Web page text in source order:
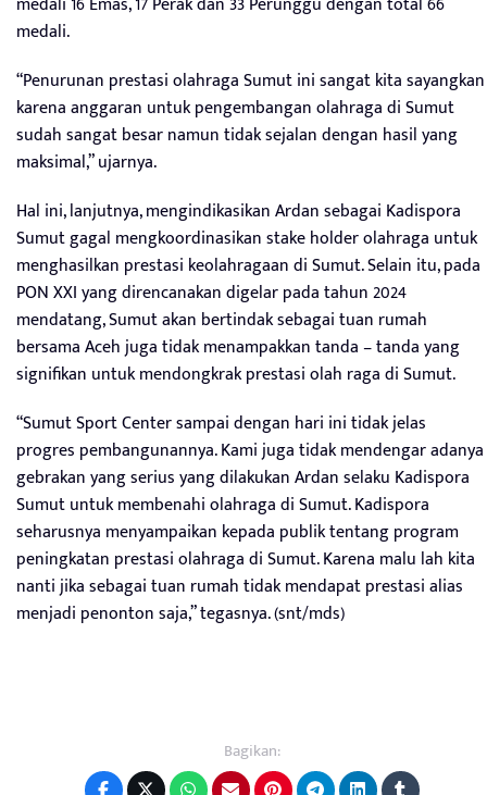
medali.
“Penurunan prestasi olahraga Sumut ini sangat kita sayangkan
karena anggaran untuk pengembangan olahraga di Sumut
sudah sangat besar namun tidak sejalan dengan hasil yang
maksimal,” ujarnya.
Hal ini, lanjutnya, mengindikasikan Ardan sebagai Kadispora
Sumut gagal mengkoordinasikan stake holder olahraga untuk
menghasilkan prestasi keolahragaan di Sumut. Selain itu, pada
PON XXI yang direncanakan digelar pada tahun 2024
mendatang, Sumut akan bertindak sebagai tuan rumah
bersama Aceh juga tidak menampakkan tanda – tanda yang
signifikan untuk mendongkrak prestasi olah raga di Sumut.
“Sumut Sport Center sampai dengan hari ini tidak jelas
progres pembangunannya. Kami juga tidak mendengar adanya
gebrakan yang serius yang dilakukan Ardan selaku Kadispora
Sumut untuk membenahi olahraga di Sumut. Kadispora
seharusnya menyampaikan kepada publik tentang program
peningkatan prestasi olahraga di Sumut. Karena malu lah kita
nanti jika sebagai tuan rumah tidak mendapat prestasi alias
menjadi penonton saja,” tegasnya. (snt/mds)
Bagikan: